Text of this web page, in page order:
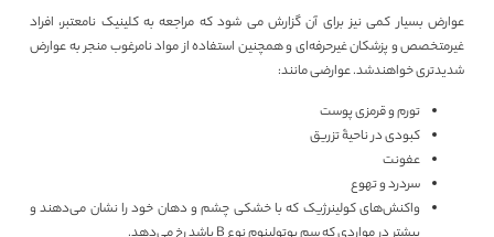
عوارض بسیار کمی نیز برای آن گزارش می شود که مراجعه به کلینیک نامعتبر، افراد
غیرمتخصص و پزشکان غیرحرفه‌‎ای و همچنین استفاده از مواد نامرغوب منجر به عوارض
شدیدتری خواهندشد. عوارضی مانند:
تورم و قرمزی پوست
کبودی در ناحیۀ تزریق
عفونت
سردرد و تهوع
واکنش‎‌های کولینرژیک که با خشکی چشم و دهان خود را نشان می‎‌دهند و